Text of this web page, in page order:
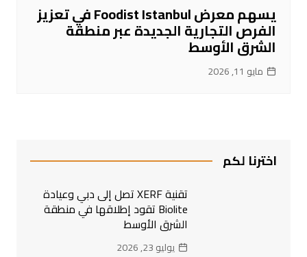
يسهم معرض Foodist Istanbul في تعزيز
الفرص التجارية الجديدة عبر منطقة
الشرق الأوسط
مايو 11, 2026
اخترنا لكم
تقنية XERF تصل إلى دبي وعيادة
Biolite تقود إطلاقها في منطقة
الشرق الأوسط
يوليو 23, 2026